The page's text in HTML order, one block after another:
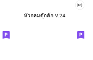
หัวกลมดุ๊กดิ๊ก V.24